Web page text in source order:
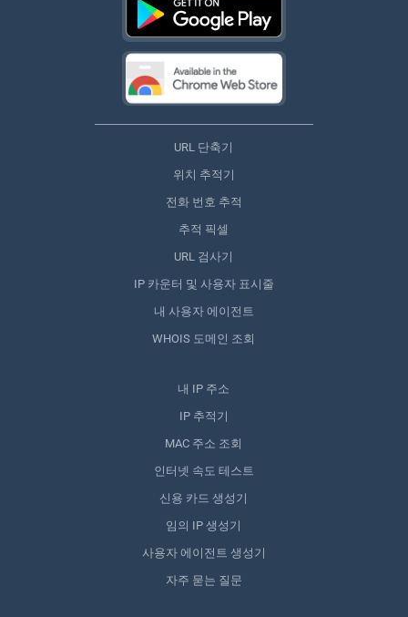
URL 단축기
위치 추적기
전화 번호 추적
추적 픽셀
URL 검사기
IP 카운터 및 사용자 표시줄
내 사용자 에이전트
WHOIS 도메인 조회
내 IP 주소
IP 추적기
MAC 주소 조회
인터넷 속도 테스트
신용 카드 생성기
임의 IP 생성기
사용자 에이전트 생성기
자주 묻는 질문